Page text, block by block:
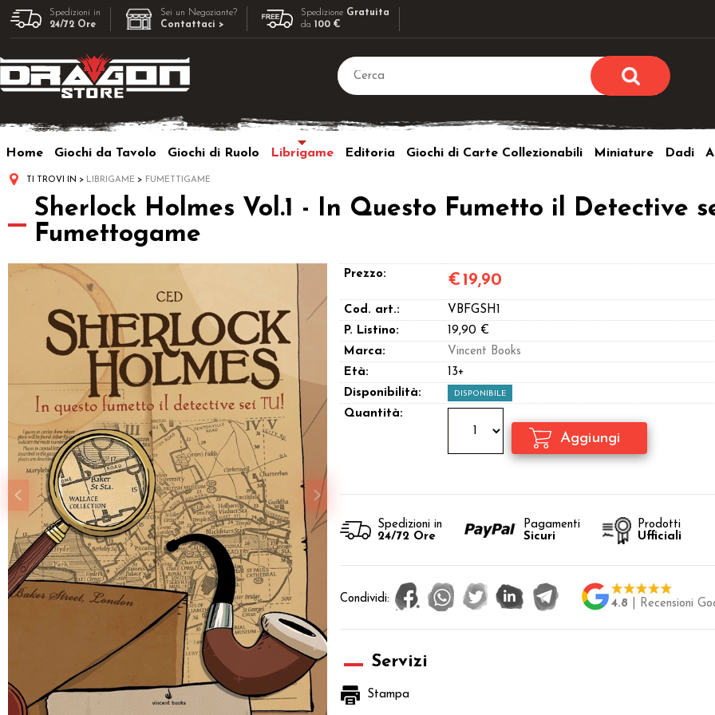
Spedizioni in
24/72 Ore
Sei un Negoziante?
Contattaci >
Spedizione Gratuita
da100 €
utente e la
Nome
Home Giochi da Tavolo Giochi di Ruolo Librigame Editoria Giochi di Carte Collezionabili Miniature Dadi
TI TROVI IN LIBRIGAME FUMETTIGAME
Sherlock Holmes Vol.1 - In Questo Fumetto il Detective
Fumettogame
Prezzo: € 19,90
Cod. art.:
VBFGSH1
P. Listino:
19,90 €
Marca:
Vincent Books
Età:
13+
Disponibilità:
DISPONIBILE
Quantità:
Spedizioni in
24/72 Ore
Pagamenti
Sicuri
Prodotti
Ufficiali
Condividi: 4.8 | Recensioni
Servizi
Stampa